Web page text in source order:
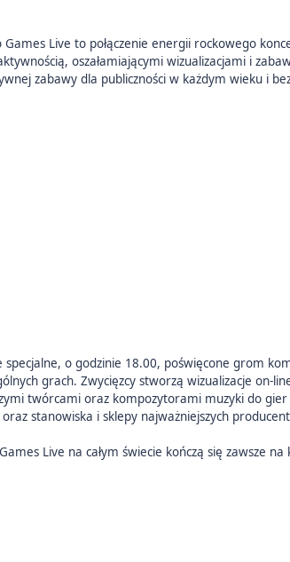
Games Live to połączenie energii rockowego
oszałamiającymi wizualizacjami i
zabawy dla publiczności w każdym wieku i
o godzinie 18.00, poświęcone grom
grach. Zwycięzcy stworzą wizualizacje on-
twórcami oraz kompozytorami muzyki do
stanowiska i sklepy najważniejszych
Live na całym świecie kończą się zawsze